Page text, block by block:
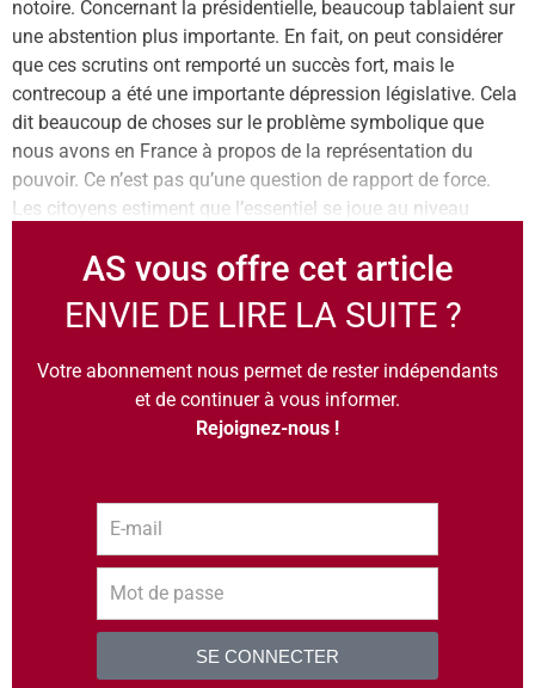
notoire. Concernant la présidentielle, beaucoup tablaient sur
une abstention plus importante. En fait, on peut considérer
que ces scrutins ont remporté un succès fort, mais le
contrecoup a été une importante dépression législative. Cela
dit beaucoup de choses sur le problème symbolique que
nous avons en France à propos de la représentation du
pouvoir. Ce n’est pas qu’une question de rapport de force.
Les citoyens estiment que l’essentiel se joue au niveau
AS vous offre cet article
ENVIE DE LIRE LA SUITE ?
Votre abonnement nous permet de rester indépendants
et de continuer à vous informer.
Rejoignez-nous !
SE CONNECTER